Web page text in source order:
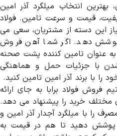
انتخاب میلگرد آذر امین
قیمت و سرعت تامین. فولاد
این دسته از مشتریان، سعی می
دهد. اگر شما آهن فروش
به عنوان تامین کننده پشت صحنه
شدن با جزئیات حمل و هماهنگی
را با برند آذر امین تامین کنید.
فروش فولاد برابا به جای ارائه
مختلف خرید را پیشنهاد می دهد.
را با میلگرد آجدار آذر امین و
پوشش دهید تا هم در قیمت به